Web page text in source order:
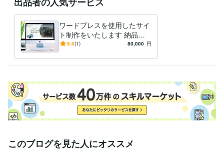
ビジネス・クリエイティブツール
WordPress:4年Excel:10年Google サイト:10年
Google スプレッドシート:10年 Google スライド:10年
Google ドキュメント:10年 Numbers:5年Pages:5年
Word:5年Shopify:5年freee:5年
Google Analytics:3年
Google Search Console:3年
Figma:3年Adobe XD:3年
得意分野
IT相談・システム開発 マークアップエンジニア
Web業界
学歴
ワードプレスを使用したサイ
ト制作をいたします 納品後
の更新も視野に入れたサービ
5.0(1) 80,000 円
このブログを見た人にオススメ